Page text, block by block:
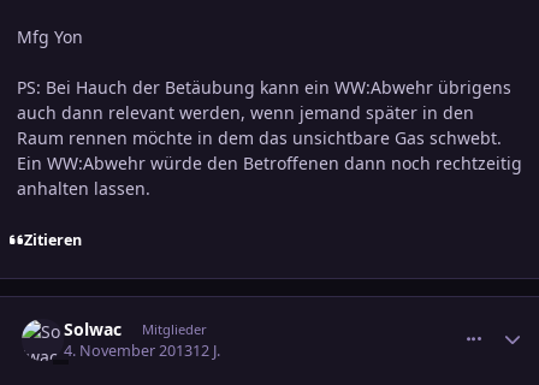
Mfg Yon
PS: Bei Hauch der Betäubung kann ein WW:Abwehr übrigens
auch dann relevant werden, wenn jemand später in den
Raum rennen möchte in dem das unsichtbare Gas schwebt.
Ein WW:Abwehr würde den Betroffenen dann noch rechtzeitig
anhalten lassen.
Zitieren
Solwac Mitglieder
4. November 201312 J.